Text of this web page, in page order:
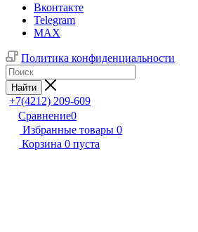
Вконтакте
Telegram
MAX
Политика конфиденциальности
Найти
+7(4212) 209-609
Сравнение0
Избранные товары 0
Корзина 0 пуста